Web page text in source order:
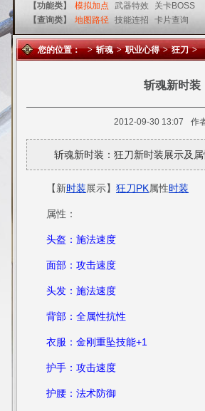
斩魂首页 焦点关注 任务攻略
【功能类】
模拟加点 武器特效
关卡BOSS
【查询类】
地图路径 技能连招 卡片查询
您的位置： > 斩魂 > 职业心得 > 狂刀 >
斩魂新时装
2012-09-30 13:07 作
斩魂新时装：狂刀新时装展示及
【新时装展示】 狂刀PK属性时装
属性：
头盔：施法速度
面部：攻击速度
头发：施法速度
背部：全属性抗性
衣服：金刚重坠技能+1
护手：攻击速度
护腰：法术防御